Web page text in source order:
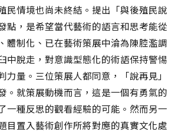
民情境也尚未終結。提出「與後殖民說
點，是希望當代藝術的語言和思考能從
體制化、已在藝術策展中淪為陳腔濫調
中脫走，對意識型態化的術語保持警惕
力量。三位策展人都同意，「說再見」
。就策展動機而言，這是一個有勇氣的
一種反思的觀看經驗的可能。然而另一
目置入藝術創作所將對應的真實文化處